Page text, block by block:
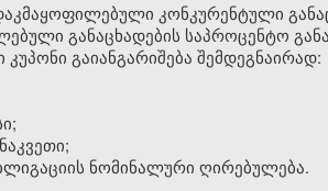
დაკმაყოფილებული კონკურენტული
განაცხადების საპროცენტო
კუპონი გაიანგარიშება შემდეგნაირად:
ნომინალური ღირებულება.